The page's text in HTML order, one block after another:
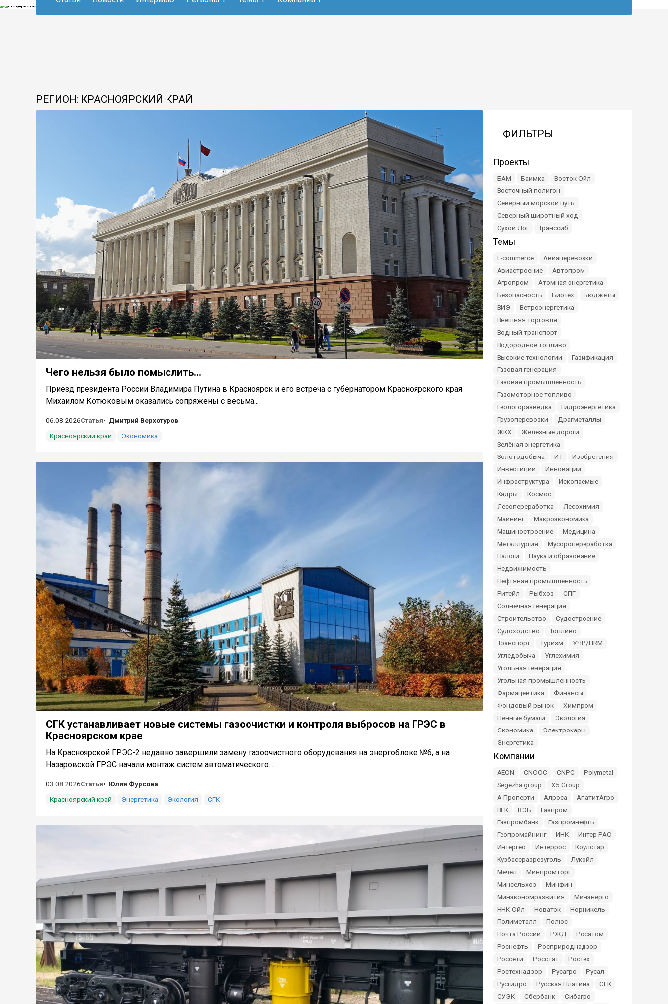
РЕГИОН: КРАСНОЯРСКИЙ КРАЙ
Чего нельзя было помыслить...
Приезд президента России Владимира Путина в Красноярск и его встреча с губернатором Красноярского края
Михаилом Котюковым оказались сопряжены с весьма...
06.08.2026Статья
Дмитрий Верхотуров
Красноярский край
Экономика
СГК устанавливает новые системы газоочистки и контроля выбросов на ГРЭС в
Красноярском крае
На Красноярской ГРЭС-2 недавно завершили замену газоочистного оборудования на энергоблоке №6, а на
Назаровской ГРЭС начали монтаж систем автоматического...
03.08.2026Статья
Юлия Фурсова
Красноярский край
Энергетика Экология СГК
ФИЛЬТРЫ
Проекты
БАМ Баимка
Восток Ойл
Восточный полигон
Северный морской путь
Северный широтный ход
Сухой Лог
Транссиб
Темы
E-commerce
Авиаперевозки
Авиастроение
Автопром
Агропром
Атомная энергетика
Безопасность
Биотех
Бюджеты
ВИЭ
Ветроэнергетика
Внешняя торговля
Водный транспорт
Водородное топливо
Высокие технологии
Газификация
Газовая генерация
Газовая промышленность
Газомоторное топливо
Геологоразведка
Гидроэнергетика
Грузоперевозки
Драгметаллы
ЖКХ
Железные дороги
Зелёная энергетика
Золотодобыча
ИТ
Изобретения
Инвестиции
Инновации
Инфраструктура
Ископаемые
Кадры
Космос
Лесопереработка
Лесохимия
Майнинг
Макроэкономика
Машиностроение
Медицина
Металлургия
Мусоропереработка
Налоги
Наука и образование
Недвижимость
Нефтяная промышленность
Ритейл
Рыбхоз
СПГ
Солнечная генерация
Строительство
Судостроение
Судоходство
Топливо
Транспорт
Туризм
УЧР/HRM
Угледобыча
Углехимия
Угольная генерация
Угольная промышленность
Фармацевтика
Финансы
Фондовый рынок
Химпром
Ценные бумаги
Экология
Экономика
Электрокары
Энергетика
Компании
AEON CNOOC CNPC
Polymetal
Segezha group
X5 Group
А-Проперти
Алроса
АпатитАгро
ВГК
ВЭБ
Газпром
Газпромбанк
Газпромнефть
Геопромайнинг
ИНК
Интер РАО
Интергео
Интеррос
Коулстар
Кузбассразрезуголь
Лукойл
Мечел
Минпромторг
Минсельхоз
Минфин
Минэкономразвития
Минэнерго
ННК-Ойл
Новатэк
Норникель
Полиметалл
Полюс
Почта России
РЖД
Росатом
Роснефть
Росприроднадзор
Россети
Росстат
Ростех
Ростехнадзор
Русагро
Русал
Русгидро
Русская Платина
СГК
СУЭК
Сбербанк
Сибагро